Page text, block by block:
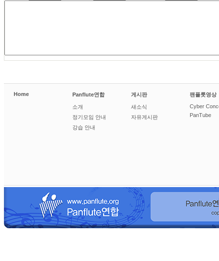
Home Panflute연합
소개
정기모임 안내
강습 안내
게시판
새소식
자유게시판
팬플룻영상
Cyber
PanTube